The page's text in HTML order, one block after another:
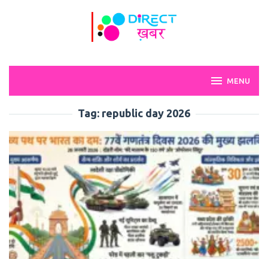
MENU
Tag: republic day 2026